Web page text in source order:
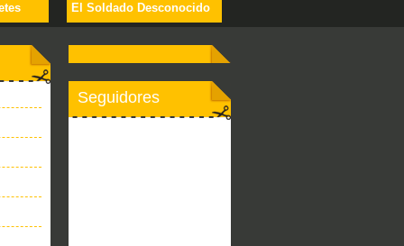
El Soldado Desconocido
Seguidores